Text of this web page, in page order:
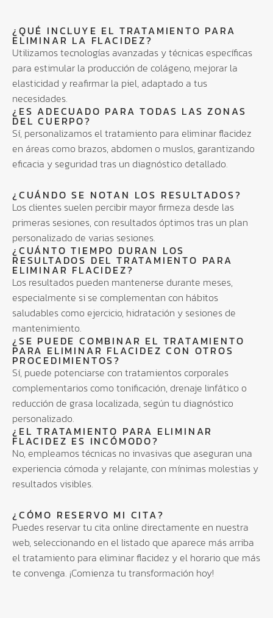
¿QUÉ INCLUYE EL TRATAMIENTO PARA
ELIMINAR LA FLACIDEZ?
Utilizamos tecnologías avanzadas y técnicas específicas
para estimular la producción de colágeno, mejorar la
elasticidad y reafirmar la piel, adaptado a tus
necesidades.
¿ES ADECUADO PARA TODAS LAS ZONAS
DEL CUERPO?
Sí, personalizamos el tratamiento para eliminar flacidez
en áreas como brazos, abdomen o muslos, garantizando
eficacia y seguridad tras un diagnóstico detallado.
¿CUÁNDO SE NOTAN LOS RESULTADOS?
Los clientes suelen percibir mayor firmeza desde las
primeras sesiones, con resultados óptimos tras un plan
personalizado de varias sesiones.
¿CUÁNTO TIEMPO DURAN LOS
RESULTADOS DEL TRATAMIENTO PARA
ELIMINAR FLACIDEZ?
Los resultados pueden mantenerse durante meses,
especialmente si se complementan con hábitos
saludables como ejercicio, hidratación y sesiones de
mantenimiento.
¿SE PUEDE COMBINAR EL TRATAMIENTO
PARA ELIMINAR FLACIDEZ CON OTROS
PROCEDIMIENTOS?
Sí, puede potenciarse con tratamientos corporales
complementarios como tonificación, drenaje linfático o
reducción de grasa localizada, según tu diagnóstico
personalizado.
¿EL TRATAMIENTO PARA ELIMINAR
FLACIDEZ ES INCÓMODO?
No, empleamos técnicas no invasivas que aseguran una
experiencia cómoda y relajante, con mínimas molestias y
resultados visibles.
¿CÓMO RESERVO MI CITA?
Puedes reservar tu cita online directamente en nuestra
web, seleccionando en el listado que aparece más arriba
el tratamiento para eliminar flacidez y el horario que más
te convenga. ¡Comienza tu transformación hoy!